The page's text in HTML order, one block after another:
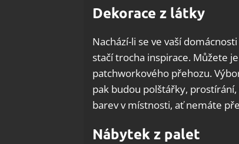
Dekorace z látky
Nachází-li se ve vaší
stačí trocha inspirace. Můžete
patchworkového přehozu.
pak budou polštářky,
barev v místnosti, ať nemáte
Nábytek z palet